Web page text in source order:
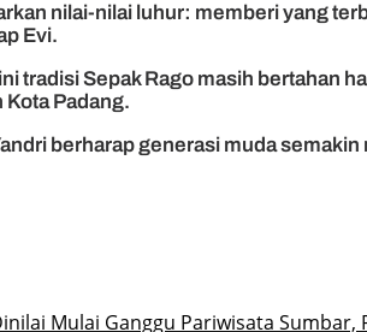
nilai-nilai luhur: memberi yang
Evi.
tradisi Sepak Rago masih bertahan
Kota Padang.
berharap generasi muda
Mulai Ganggu Pariwisata